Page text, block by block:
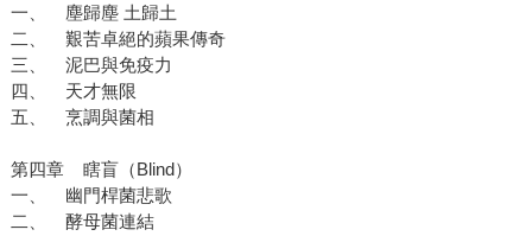
一、 塵歸塵 土歸土
二、 艱苦卓絕的蘋果傳奇
三、 泥巴與免疫力
四、 天才無限
五、 烹調與菌相
第四章 瞎盲（Blind）
一、 幽門桿菌悲歌
二、 酵母菌連結